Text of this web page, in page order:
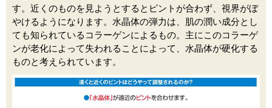
す。近くのものを見ようとするとピントが合わず、視界がぼ
やけるようになります。水晶体の弾力は、肌の潤い成分とし
ても知られているコラーゲンによるもの。主にこのコラーゲ
ンが老化によって失われることによって、水晶体が硬化する
ものと考えられています。